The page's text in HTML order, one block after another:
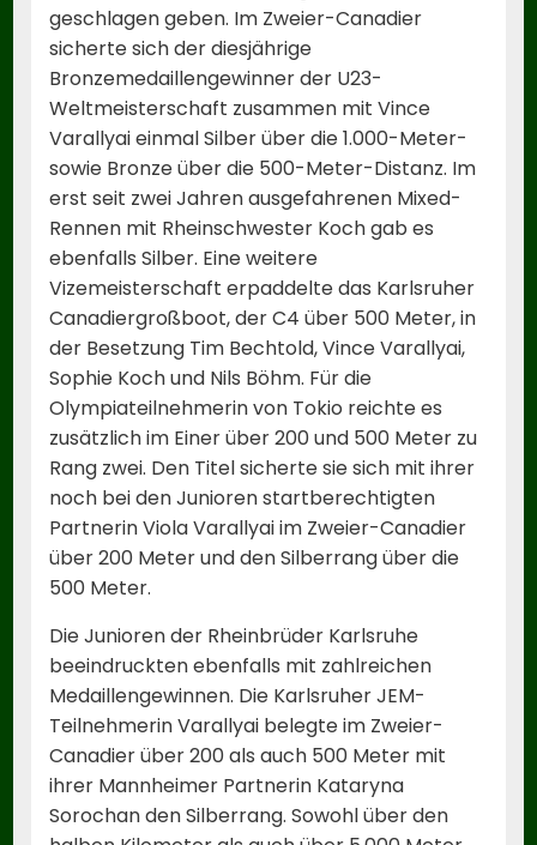
geschlagen geben. Im Zweier-Canadier
sicherte sich der diesjährige
Bronzemedaillengewinner der U23-
Weltmeisterschaft zusammen mit Vince
Varallyai einmal Silber über die 1.000-Meter-
sowie Bronze über die 500-Meter-Distanz. Im
erst seit zwei Jahren ausgefahrenen Mixed-
Rennen mit Rheinschwester Koch gab es
ebenfalls Silber. Eine weitere
Vizemeisterschaft erpaddelte das Karlsruher
Canadiergroßboot, der C4 über 500 Meter, in
der Besetzung Tim Bechtold, Vince Varallyai,
Sophie Koch und Nils Böhm. Für die
Olympiateilnehmerin von Tokio reichte es
zusätzlich im Einer über 200 und 500 Meter zu
Rang zwei. Den Titel sicherte sie sich mit ihrer
noch bei den Junioren startberechtigten
Partnerin Viola Varallyai im Zweier-Canadier
über 200 Meter und den Silberrang über die
500 Meter.
Die Junioren der Rheinbrüder Karlsruhe
beeindruckten ebenfalls mit zahlreichen
Medaillengewinnen. Die Karlsruher JEM-
Teilnehmerin Varallyai belegte im Zweier-
Canadier über 200 als auch 500 Meter mit
ihrer Mannheimer Partnerin Kataryna
Sorochan den Silberrang. Sowohl über den